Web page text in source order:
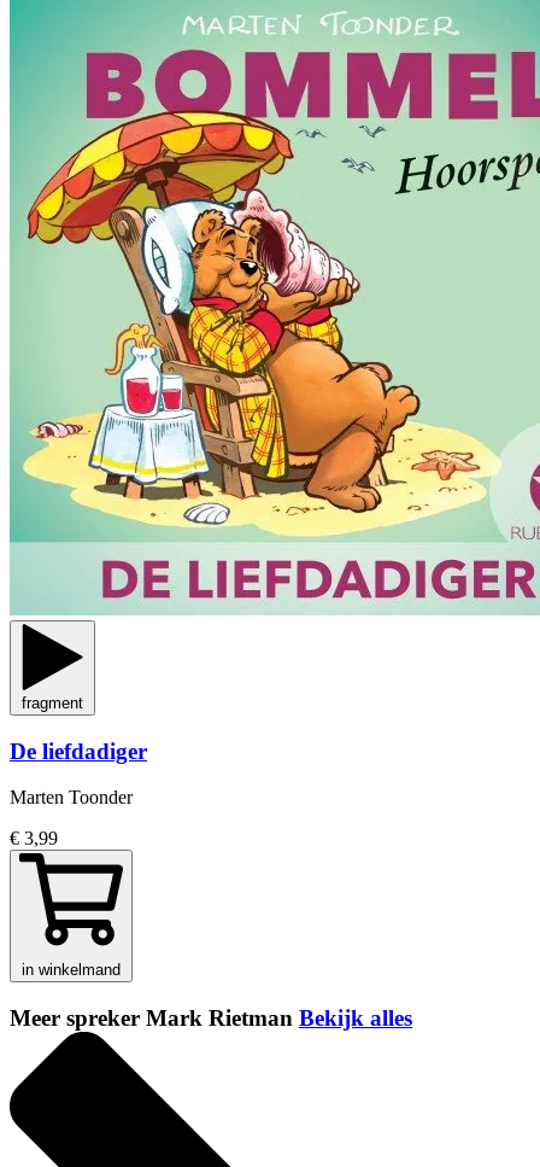
fragment
De liefdadiger
Marten Toonder
€ 3,99
in winkelmand
Meer spreker Mark Rietman Bekijk alles